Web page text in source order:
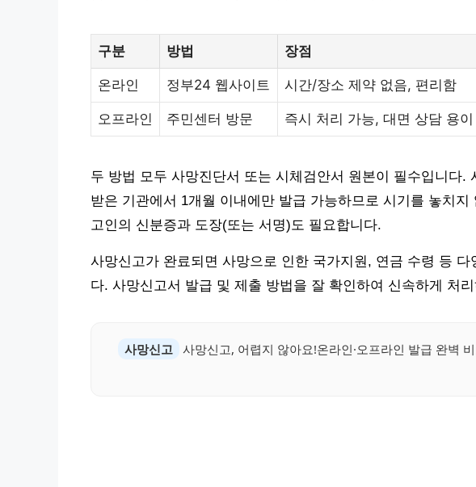
구분 방법 장점
온라인 정부24 웹사이트 시간/장소 제약 없음, 편리함
오프라인 주민센터 방문 즉시 처리 가능, 대면 상담 용이
두 방법 모두 사망진단서 또는 시체검안서 원본이 필수입니다.
받은 기관에서 1개월 이내에만 발급 가능하므로 시기를 놓치
고인의 신분증과 도장(또는 서명)도 필요합니다.
사망신고가 완료되면 사망으로 인한 국가지원, 연금 수령 등 다
다. 사망신고서 발급 및 제출 방법을 잘 확인하여 신속하게 처
사망신고 사망신고, 어렵지 않아요!온라인·오프라인 발급 완벽